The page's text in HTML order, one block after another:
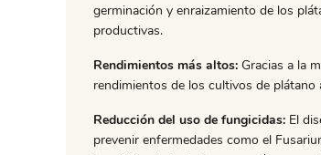
germinación y enraizamiento de los
productivas.
Rendimientos más altos: Gracias a la
rendimientos de los cultivos de
Reducción del uso de fungicidas: El
prevenir enfermedades como el